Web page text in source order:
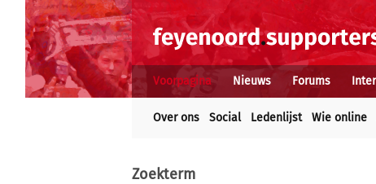
Voorpagina Nieuws Forums
Over ons Social Ledenlijst Wie online
Zoekterm